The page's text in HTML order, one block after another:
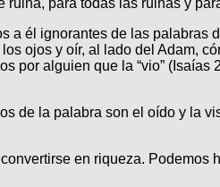
a él ignorantes de las palabras
ojos y oír, al lado del Adam,
por alguien que la “vio” (Isaías
de la palabra son el oído y la
en riqueza. Podemos